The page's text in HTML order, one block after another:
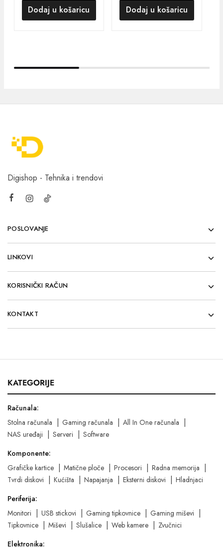
Dodaj u košaricu Dodaj u košaricu
Digishop - Tehnika i trendovi
POSLOVANJE
LINKOVI
KORISNIČKI RAČUN
KONTAKT
KATEGORIJE
Računala:
Stolna računala
Gaming računala
All In One računala
NAS uređaji
Serveri
Software
Komponente:
Grafičke kartice
Matične ploče Procesori
Radna memorija
Tvrdi diskovi
Kućišta Napajanja Eksterni diskovi
Hladnjaci
Periferija:
Monitori
USB stickovi Gaming tipkovnice
Gaming miševi
Tipkovnice
Miševi Slušalice Web kamere
Zvučnici
Elektronika: